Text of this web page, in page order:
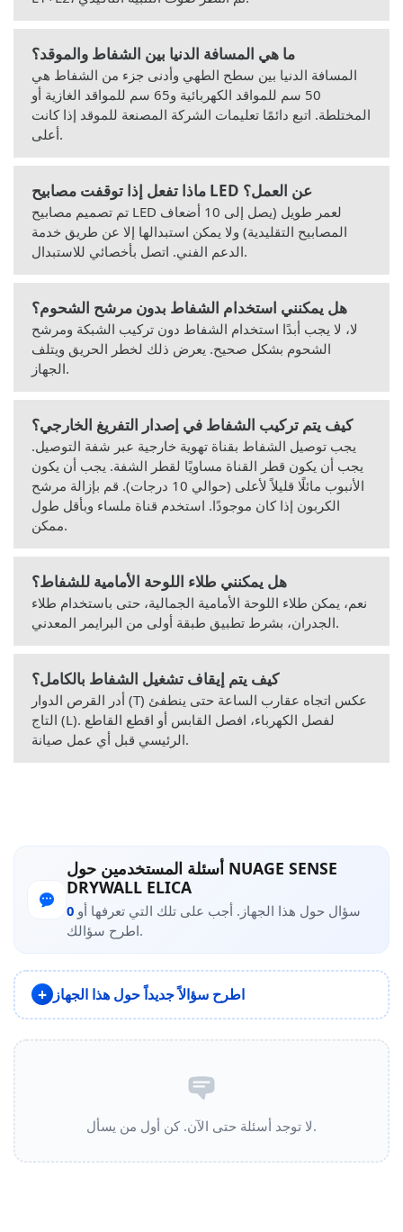
ما هي المسافة الدنيا بين الشفاط والموقد؟
المسافة الدنيا بين سطح الطهي وأدنى جزء من الشفاط هي
50 سم للمواقد الكهربائية و65 سم للمواقد الغازية أو
المختلطة. اتبع دائمًا تعليمات الشركة المصنعة للموقد إذا كانت
أعلى.
ماذا تفعل إذا توقفت مصابيح LED عن العمل؟
تم تصميم مصابيح LED لعمر طويل (يصل إلى 10 أضعاف
المصابيح التقليدية) ولا يمكن استبدالها إلا عن طريق خدمة
الدعم الفني. اتصل بأخصائي للاستبدال.
هل يمكنني استخدام الشفاط بدون مرشح الشحوم؟
لا، لا يجب أبدًا استخدام الشفاط دون تركيب الشبكة ومرشح
الشحوم بشكل صحيح. يعرض ذلك لخطر الحريق ويتلف
الجهاز.
كيف يتم تركيب الشفاط في إصدار التفريغ الخارجي؟
يجب توصيل الشفاط بقناة تهوية خارجية عبر شفة التوصيل.
يجب أن يكون قطر القناة مساويًا لقطر الشفة. يجب أن يكون
الأنبوب مائلًا قليلاً لأعلى (حوالي 10 درجات). قم بإزالة مرشح
الكربون إذا كان موجودًا. استخدم قناة ملساء وبأقل طول
ممكن.
هل يمكنني طلاء اللوحة الأمامية للشفاط؟
نعم، يمكن طلاء اللوحة الأمامية الجمالية، حتى باستخدام طلاء
الجدران، بشرط تطبيق طبقة أولى من البرايمر المعدني.
كيف يتم إيقاف تشغيل الشفاط بالكامل؟
أدر القرص الدوار (T) عكس اتجاه عقارب الساعة حتى ينطفئ
التاج (L). لفصل الكهرباء، افصل القابس أو اقطع القاطع
الرئيسي قبل أي عمل صيانة.
أسئلة المستخدمين حول NUAGE SENSE
DRYWALL ELICA
0
اطرح سؤالك.
اطرح سؤالاً جديداً حول هذا الجهاز
لا توجد أسئلة حتى الآن. كن أول من يسأل.